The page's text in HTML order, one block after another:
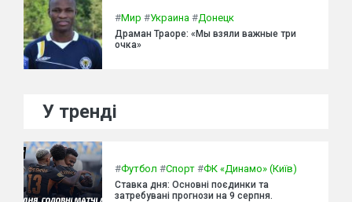
#Мир #Украина #Донецк
Драман Траоре: «Мы взяли важные три
очка»
У тренді
#Футбол #Спорт #ФК «Динамо» (Київ)
Ставка дня: Основні поєдинки та
затребувані прогнози на 9 серпня.